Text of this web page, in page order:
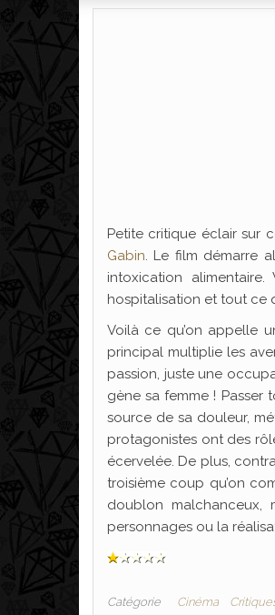
Petite critique éclair sur
Gabin. Le film démarre
intoxication
hospitalisation et tout ce
Voilà ce qu’on appelle
principal multiplie les
passion, juste une
gène sa femme ! Passer
source de sa douleur,
protagonistes ont des
écervelée. De plus,
troisième coup qu’on
doublon malchanceux,
personnages ou la
Catégorie Cinéma